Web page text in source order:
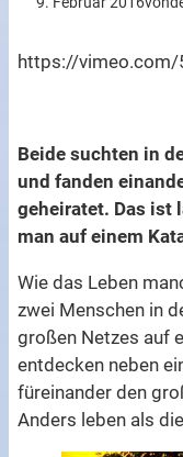
https://
Beide suchten in
und fanden
geheiratet. Das ist
man auf einem
Wie das Leben
zwei Menschen in
großen Netzes auf
entdecken neben
füreinander den
Anders leben als